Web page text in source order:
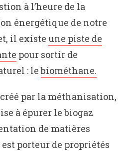
à l’heure de la
énergétique de notre
il existe une piste de
pour sortir de
: lebiométhane.
par la méthanisation,
à épurer le biogaz
de matières
porteur de propriétés